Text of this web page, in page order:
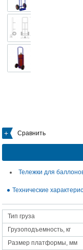
Сравнить
Тележки для
Технические
Тип груза
Грузоподъемность, кг
Размер платформы, мм